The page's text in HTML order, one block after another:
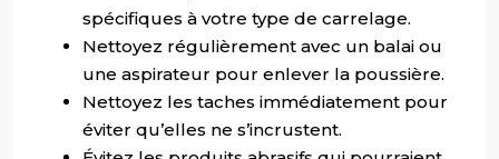
spécifiques à votre type de carrelage.
Nettoyez régulièrement avec un balai ou
une aspirateur pour enlever la poussière.
Nettoyez les taches immédiatement pour
éviter qu’elles ne s’incrustent.